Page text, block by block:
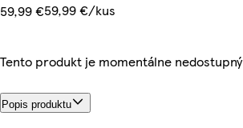
59,99 €59,99 €/kus
Tento produkt je momentálne nedostupný
Popis produktu